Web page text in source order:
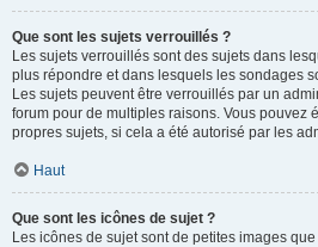
Que sont les sujets verrouillés ?
Les sujets verrouillés sont des sujets dans
plus répondre et dans lesquels les sondages
Les sujets peuvent être verrouillés par un
forum pour de multiples raisons. Vous pouvez
propres sujets, si cela a été autorisé par les
Haut
Que sont les icônes de sujet ?
Les icônes de sujet sont de petites images